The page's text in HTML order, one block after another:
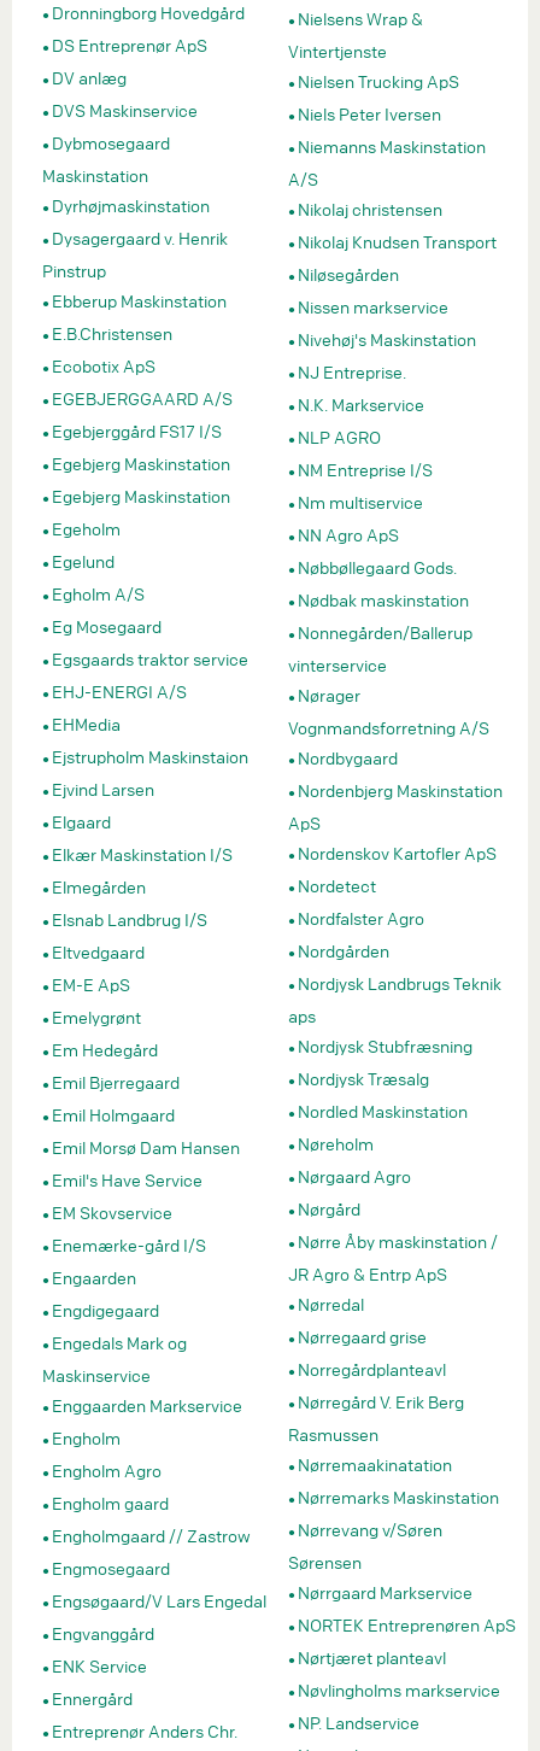
Dronningborg Hovedgård
DS Entreprenør ApS
DV anlæg
DVS Maskinservice
Dybmosegaard
Maskinstation
Dyrhøjmaskinstation
Dysagergaard v. Henrik
Pinstrup
Ebberup Maskinstation
E.B.Christensen
Ecobotix ApS
EGEBJERGGAARD A/S
Egebjerggård FS17 I/S
Egebjerg Maskinstation
Egebjerg Maskinstation
Egeholm
Egelund
Egholm A/S
Eg Mosegaard
Egsgaards traktor service
EHJ-ENERGI A/S
EHMedia
Ejstrupholm Maskinstaion
Ejvind Larsen
Elgaard
Elkær Maskinstation I/S
Elmegården
Elsnab Landbrug I/S
Eltvedgaard
EM-E ApS
Emelygrønt
Em Hedegård
Emil Bjerregaard
Emil Holmgaard
Emil Morsø Dam Hansen
Emil's Have Service
EM Skovservice
Enemærke-gård I/S
Engaarden
Engdigegaard
Engedals Mark og
Maskinservice
Enggaarden Markservice
Engholm
Engholm Agro
Engholm gaard
Engholmgaard // Zastrow
Engmosegaard
Engsøgaard/V Lars Engedal
Engvanggård
ENK Service
Ennergård
Entreprenør Anders Chr.
Nielsens Wrap &
Vintertjenste
Nielsen Trucking ApS
Niels Peter Iversen
Niemanns Maskinstation
A/S
Nikolaj christensen
Nikolaj Knudsen Transport
Niløsegården
Nissen markservice
Nivehøj's Maskinstation
NJ Entreprise.
N.K. Markservice
NLP AGRO
NM Entreprise I/S
Nm multiservice
NN Agro ApS
Nøbbøllegaard Gods.
Nødbak maskinstation
Nonnegården/Ballerup
vinterservice
Nørager
Vognmandsforretning A/S
Nordbygaard
Nordenbjerg Maskinstation
ApS
Nordenskov Kartofler ApS
Nordetect
Nordfalster Agro
Nordgården
Nordjysk Landbrugs Teknik
aps
Nordjysk Stubfræsning
Nordjysk Træsalg
Nordled Maskinstation
Nøreholm
Nørgaard Agro
Nørgård
Nørre Åby maskinstation /
JR Agro & Entrp ApS
Nørredal
Nørregaard grise
Norregårdplanteavl
Nørregård V. Erik Berg
Rasmussen
Nørremaakinatation
Nørremarks Maskinstation
Nørrevang v/Søren
Sørensen
Nørrgaard Markservice
NORTEK Entreprenøren ApS
Nørtjæret planteavl
Nøvlingholms markservice
NP. Landservice